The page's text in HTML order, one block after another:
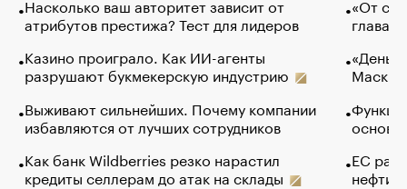
Насколько ваш авторитет зависит от
атрибутов престижа? Тест для лидеров
Казино проиграло. Как ИИ-агенты
разрушают букмекерскую индустрию
Выживают сильнейших. Почему компании
избавляются от лучших сотрудников
Как банк Wildberries резко нарастил
кредиты селлерам до атак на склады
«От
глава
Маск в
основ
ЕС
нефти